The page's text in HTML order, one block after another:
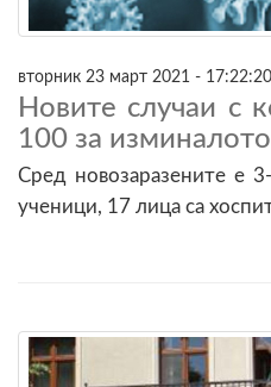
вторник 23 март 2021 - 17:22:20
Новите случаи с
100 за
Сред новозаразените е
ученици, 17 лица са